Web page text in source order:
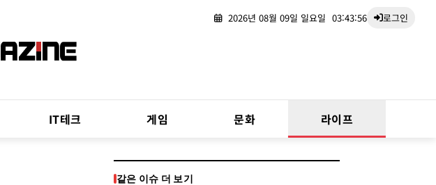
2026년 08월 09일 일요일 03:43:57 로그인
IT테크 게임 문화 라이프
같은 이슈 더 보기